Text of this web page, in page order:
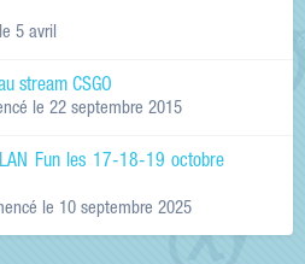
le 5 avril
stream CSGO
le 22 septembre 2015
Fun les 17-18-19 octobre
le 10 septembre 2025